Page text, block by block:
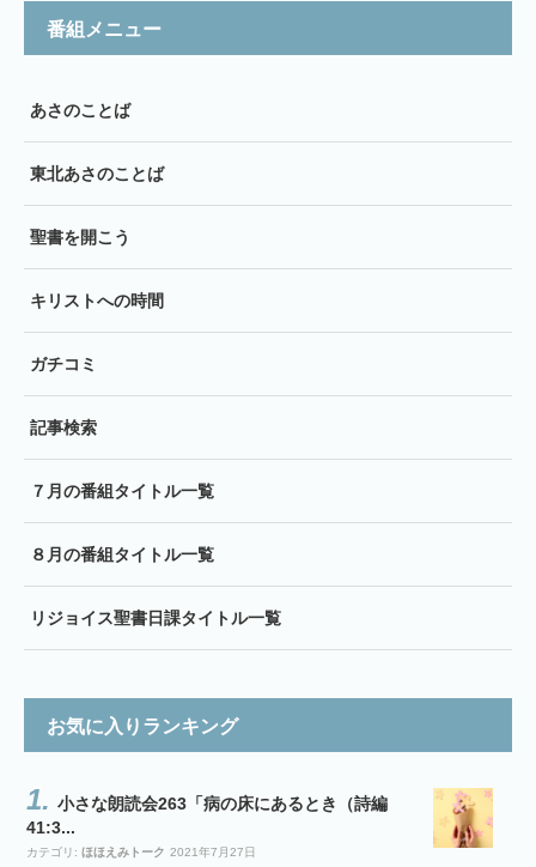
番組メニュー
あさのことば
東北あさのことば
聖書を開こう
キリストへの時間
ガチコミ
記事検索
７月の番組タイトル一覧
８月の番組タイトル一覧
リジョイス聖書日課タイトル一覧
お気に入りランキング
小さな朗読会263「病の床にあるとき（詩編
41:3...
カテゴリ: ほほえみトーク 2021年7月27日